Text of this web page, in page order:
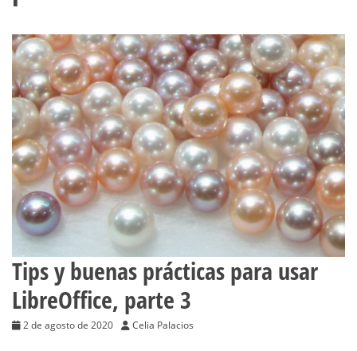
Tips y buenas prácticas para usar
LibreOffice, parte 3
2 de agosto de 2020 Celia Palacios